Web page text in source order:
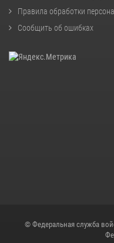
Правила обработки
Сообщить об ошибках
© Федеральная служба